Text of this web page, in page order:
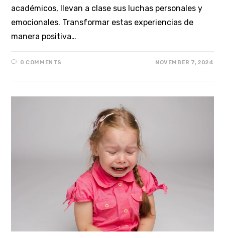
académicos, llevan a clase sus luchas personales y
emocionales. Transformar estas experiencias de
manera positiva…
0 COMMENTS NOVEMBER 7, 2024